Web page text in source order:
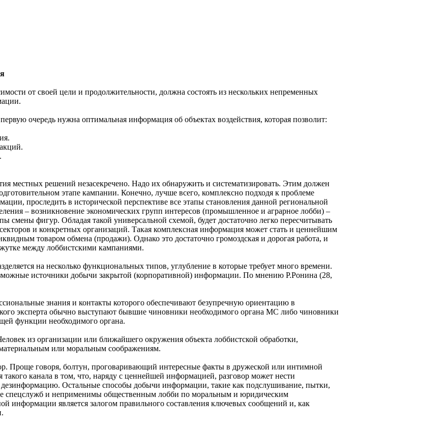
от своей цели и продолжительности, должна состоять из нескольких непременных
очередь нужна оптимальная информация об объектах воздействия, которая позволит:
местных решений незасекречено. Надо их обнаружить и систематизировать. Этим должен
этапе кампании. Конечно, лучше всего, комплексно подходя к проблеме
проследить в исторической перспективе все этапы становления данной региональной
– возникновение экономических групп интересов (промышленное и аграрное лобби) –
смены фигур. Обладая такой универсальной схемой, будет достаточно легко пересчитывать
и конкретных организаций. Такая комплексная информация может стать и ценнейшим
товаром обмена (продажи). Однако это достаточно громоздская и дорогая работа, и
между лоббистскими кампаниями.
на несколько функциональных типов, углубление в которые требует много времени.
источники добычи закрытой (корпоративной) информации. По мнению Р.Ронина (28,
знания и контакты которого обеспечивают безупречную ориентацию в
эксперта обычно выступают бывшие чиновники необходимого органа МС либо чиновники
функции необходимого органа.
из организации или ближайшего окружения объекта лоббистской обработки,
или моральным соображениям.
Проще говоря, болтун, проговаривающий интересные факты в дружеской или интимной
такого канала в том, что, наряду с ценнейшей информацией, разговор может нести
Остальные способы добычи информации, такие как подслушивание, пытки,
спецслужб и неприменимы общественным лобби по моральным и юридическим
информации является залогом правильного составления ключевых сообщений и, как